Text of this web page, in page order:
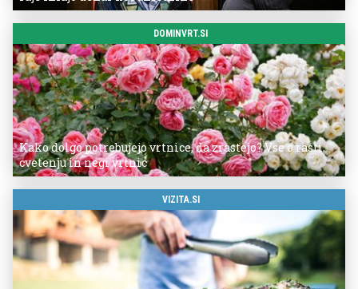
DOMINVRT.SI
Kako dolgo potrebujejo vrtnice, da zrastejo? Vse o rasti,
cvetenju in negi vrtnic
VIZITA.SI